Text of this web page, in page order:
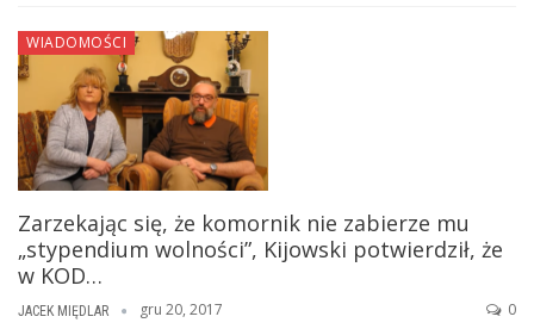
WIADOMOŚCI
Zarzekając się, że komornik nie zabierze mu
„stypendium wolności”, Kijowski potwierdził, że
w KOD…
JACEK MIĘDLAR gru 20, 2017 0